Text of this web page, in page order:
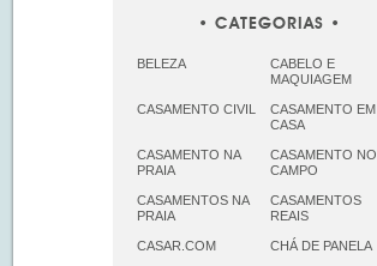
CATEGORIAS
BELEZA
CABELO E
MAQUIAGEM
CASAMENTO CIVIL
CASAMENTO EM
CASA
CASAMENTO NA
PRAIA
CASAMENTO NO
CAMPO
CASAMENTOS NA
PRAIA
CASAMENTOS
REAIS
CASAR.COM CHÁ DE PANELA